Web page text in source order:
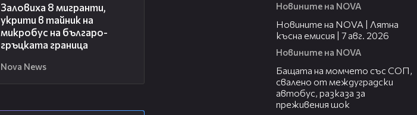
Заловиха 8 мигранти,
укрити в тайник на
микробус на българо-
гръцката граница
Nova News
Новините на NOVA
Новините на NOVA | Лятна
късна емисия | 7 авг. 2026
Новините на NOVA
Бащата на момчето със СОП,
свалено от междуградски
автобус, разказа за
преживения шок